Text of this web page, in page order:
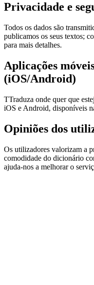
Privacidade e
Todos os dados são
publicamos os seus textos;
para mais detalhes.
Aplicações
(iOS/Android)
TTraduza onde quer que
iOS e Android, disponíveis
Opiniões dos
Os utilizadores valorizam a
comodidade do dicionário
ajuda-nos a melhorar o